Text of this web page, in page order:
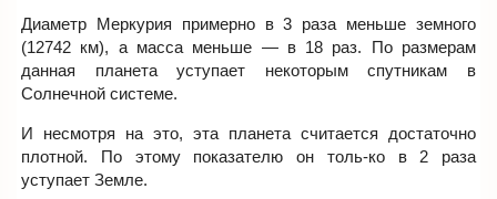
Диаметр Меркурия примерно в 3 раза меньше земного
(12742 км), а масса меньше — в 18 раз. По размерам
данная планета уступает некоторым спутникам в
Солнечной системе.
И несмотря на это, эта планета считается достаточно
плотной. По этому показателю он толь-ко в 2 раза
уступает Земле.